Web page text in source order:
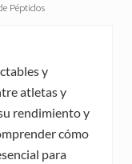
Péptidos
y
atletas y
rendimiento y
cómo
para